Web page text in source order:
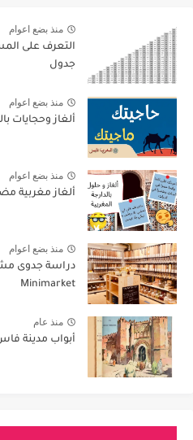
منذ بضع اعوام
التعرف على
جدول
منذ بضع اعوام
ألغاز وحجايات
منذ بضع اعوام
ألغاز مغربية
منذ بضع اعوام
دراسة جدوى
Minimarket
منذ عام
أبواب مدينة